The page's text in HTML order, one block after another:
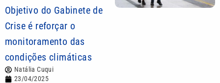
Objetivo do Gabinete de
Crise é reforçar o
monitoramento das
condições climáticas
Natália Cuqui
23/04/2025